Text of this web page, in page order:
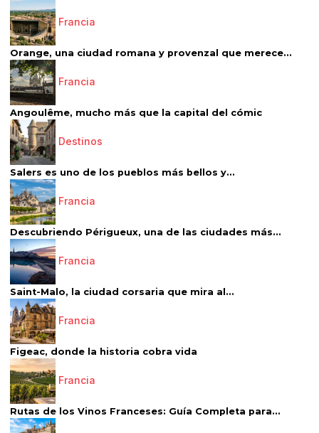
Francia
Orange, una ciudad romana y provenzal que merece...
Francia
Angoulême, mucho más que la capital del cómic
Destinos
Salers es uno de los pueblos más bellos y...
Francia
Descubriendo Périgueux, una de las ciudades más...
Francia
Saint-Malo, la ciudad corsaria que mira al...
Francia
Figeac, donde la historia cobra vida
Francia
Rutas de los Vinos Franceses: Guía Completa para...